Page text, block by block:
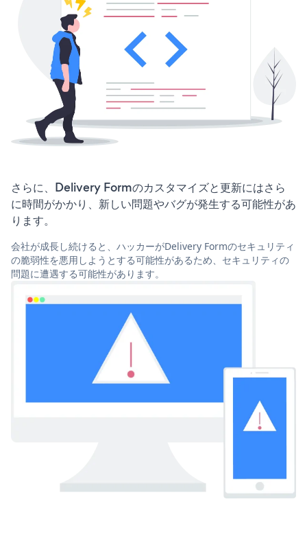
さらに、Delivery Formのカスタマイズと更新にはさら
に時間がかかり、新しい問題やバグが発生する可能性があ
ります。
会社が成長し続けると、ハッカーがDelivery Formのセキュリティ
の脆弱性を悪用しようとする可能性があるため、セキュリティの
問題に遭遇する可能性があります。